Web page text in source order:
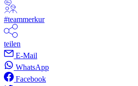
#teammerkur
teilen
E-Mail
WhatsApp
Facebook